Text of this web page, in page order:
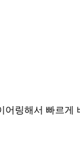
어링해서 빠르게